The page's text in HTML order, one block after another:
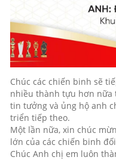
Chúc các chiến binh sẽ
nhiều thành tựu hơn nữa
tin tưởng và ủng hộ anh
triển tiếp theo.
Một lần nữa, xin chúc
lớn của các chiến binh
Chúc Anh chị em luôn